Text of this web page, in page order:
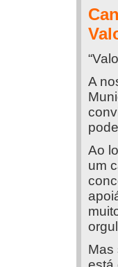
A
Ao
um
Mas